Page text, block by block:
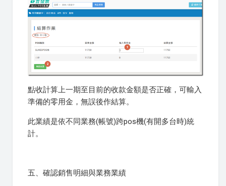
點收計算上一期至目前的收款金額是否正確，可輸入
準備的零用金，無誤後作結算。
此業績是依不同業務(帳號)跨pos機(有開多台時)統
計。
五、確認銷售明細與業務業績